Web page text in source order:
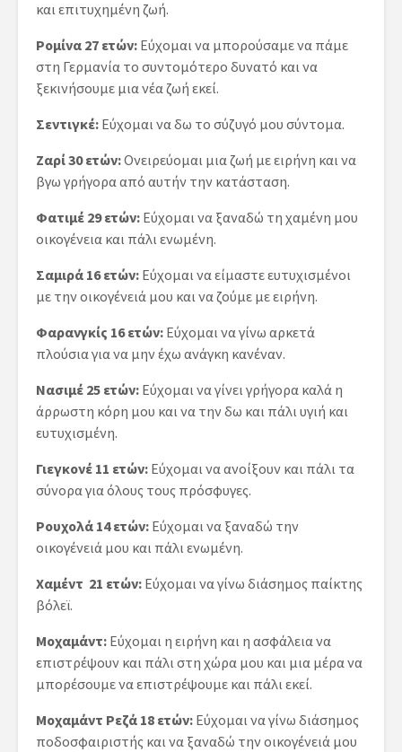
και επιτυχημένη ζωή.
Ρομίνα 27 ετών: Εύχομαι να μπορούσαμε να πάμε
στη Γερμανία το συντομότερο δυνατό και να
ξεκινήσουμε μια νέα ζωή εκεί.
Σεντιγκέ: Εύχομαι να δω το σύζυγό μου σύντομα.
Ζαρί 30 ετών:Ονειρεύομαι μια ζωή με ειρήνη και να
βγω γρήγορα από αυτήν την κατάσταση.
Φατιμέ 29 ετών: Εύχομαι να ξαναδώ τη χαμένη μου
οικογένεια και πάλι ενωμένη.
Σαμιρά 16 ετών: Εύχομαι να είμαστε ευτυχισμένοι
με την οικογένειά μου και να ζούμε με ειρήνη.
Φαρανγκίς 16 ετών: Εύχομαι να γίνω αρκετά
πλούσια για να μην έχω ανάγκη κανέναν.
Νασιμέ 25 ετών: Εύχομαι να γίνει γρήγορα καλά η
άρρωστη κόρη μου και να την δω και πάλι υγιή και
ευτυχισμένη.
Γιεγκονέ 11 ετών: Εύχομαι να ανοίξουν και πάλι τα
σύνορα για όλους τους πρόσφυγες.
Ρουχολά 14 ετών: Εύχομαι να ξαναδώ την
οικογένειά μου και πάλι ενωμένη.
Χαμέντ 21 ετών: Εύχομαι να γίνω διάσημος παίκτης
βόλεϊ.
Μοχαμάντ: Εύχομαι η ειρήνη και η ασφάλεια να
επιστρέψουν και πάλι στη χώρα μου και μια μέρα να
μπορέσουμε να επιστρέψουμε και πάλι εκεί.
Μοχαμάντ Ρεζά 18 ετών: Εύχομαι να γίνω διάσημος
ποδοσφαιριστής και να ξαναδώ την οικογένειά μου